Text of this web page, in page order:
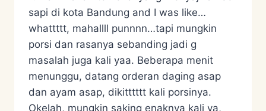
sapi di kota Bandung and I was like…
whattttt, mahallll punnnn…tapi mungkin
porsi dan rasanya sebanding jadi g
masalah juga kali yaa. Beberapa menit
menunggu, datang orderan daging asap
dan ayam asap, dikitttttt kali porsinya.
Okelah, mungkin saking enaknya kali ya,